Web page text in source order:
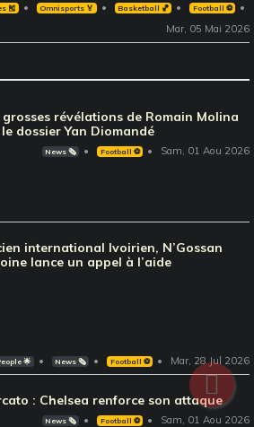
🎽 Omnisports 🏅 Basketball 🏀 Football ⚽️
Mar, 05 Mai 2026
grosses révélations de Romain Molina
dossier Yan Diomandé
News 🗞️ Football ⚽️ Sam, 01 Aou 2026
international Ivoirien, N’Gossan
lance un appel à l’aide
🌟 News 🗞️ Football ⚽️ Mar, 28 Jul 2026
: Chelsea renforce son attaque
News 🗞️ Football ⚽️ Sam, 01 Aou 2026